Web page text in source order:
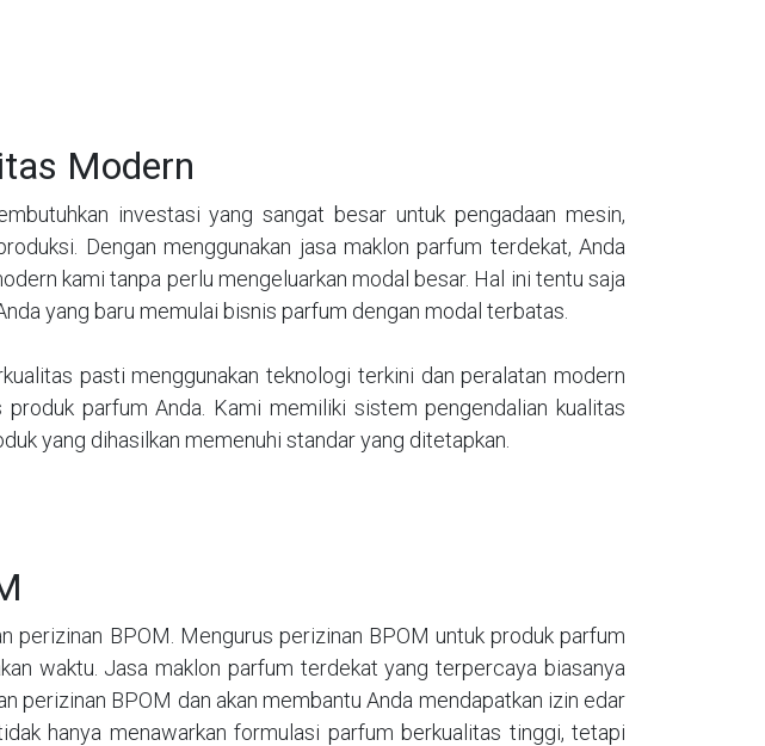
Modern
investasi yang sangat besar untuk pengadaan mesin,
Dengan menggunakan jasa maklon parfum terdekat, Anda
kami tanpa perlu mengeluarkan modal besar. Hal ini tentu saja
yang baru memulai bisnis parfum dengan modal terbatas.
pasti menggunakan teknologi terkini dan peralatan modern
parfum Anda. Kami memiliki sistem pengendalian kualitas
yang dihasilkan memenuhi standar yang ditetapkan.
perizinan BPOM. Mengurus perizinan BPOM untuk produk parfum
waktu. Jasa maklon parfum terdekat yang terpercaya biasanya
perizinan BPOM dan akan membantu Anda mendapatkan izin edar
hanya menawarkan formulasi parfum berkualitas tinggi, tetapi